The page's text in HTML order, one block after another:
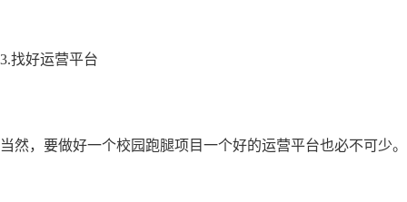
3.找好运营平台
当然，要做好一个校园跑腿项目一个好的运营平台也必不可少